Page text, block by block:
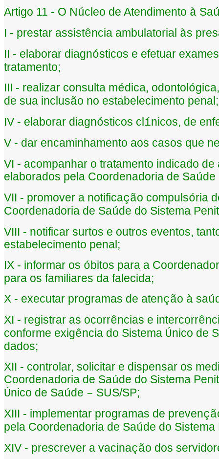
Artigo 11 - O Núcleo de Atendimento à Sa
I - prestar assistência ambulatorial às
II - elaborar diagnósticos e efetuar
tratamento;
III - realizar consulta médica, odontol ó
de sua inclusão no estabelecimento penal;
IV - elaborar diagnósticos cl ínicos, de
V - dar encaminhamento aos casos que
VI - acompanhar o tratamento indicado
elaborados pela Coordenadoria de Saúde
VII - promover a notificação compulsória
Coordenadoria de Saúde do Sistema
VIII - notificar surtos e outros eventos,
estabelecimento penal;
IX - informar os óbitos para a
para os familiares da falecida;
X - executar programas de atenção à saú
XI - registrar as ocorrências e intercorrê
conforme exigência do Sistema Único de
dados;
XII - controlar, solicitar e dispensar os
Coordenadoria de Saúde do Sistema
Único de Saúde – SUS/SP;
XIII - implementar programas de prevençã
pela Coordenadoria de Saúde do Sistema
XIV - prescrever a vacinação dos